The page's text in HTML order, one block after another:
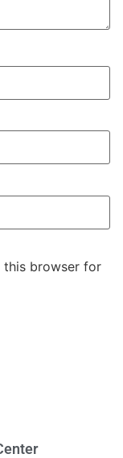
this browser for